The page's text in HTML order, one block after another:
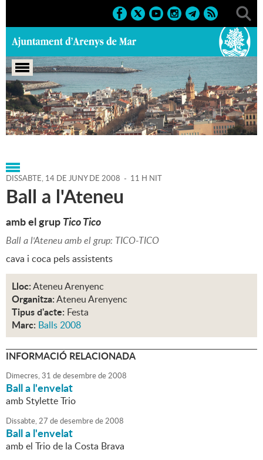
Portada > Agenda > 14-06-
2008 > Marcs > Culturals > 2008 > Balls 2008
DISSABTE, 14 DE JUNY DE 2008 - 11 H NIT
Ball a l'Ateneu
amb el grupTico Tico
Ball a l'Ateneu amb el grup: TICO-TICO
cava i coca pels assistents
Lloc:Ateneu Arenyenc
Organitza:Ateneu Arenyenc
Tipus d'acte: Festa
Marc: Balls 2008
INFORMACIÓ RELACIONADA
Dimecres,31 dedesembrede2008
Ball a l'envelat
amb Stylette Trio
Dissabte,27 dedesembrede2008
Ball a l'envelat
amb el Trio de la Costa Brava